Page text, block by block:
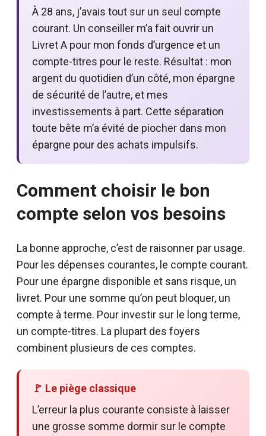
À 28 ans, j’avais tout sur un seul compte
courant. Un conseiller m’a fait ouvrir un
Livret A pour mon fonds d’urgence et un
compte-titres pour le reste. Résultat : mon
argent du quotidien d’un côté, mon épargne
de sécurité de l’autre, et mes
investissements à part. Cette séparation
toute bête m’a évité de piocher dans mon
épargne pour des achats impulsifs.
Comment choisir le bon
compte selon vos besoins
La bonne approche, c’est de raisonner par usage.
Pour les dépenses courantes, le compte courant.
Pour une épargne disponible et sans risque, un
livret. Pour une somme qu’on peut bloquer, un
compte à terme. Pour investir sur le long terme,
un compte-titres. La plupart des foyers
combinent plusieurs de ces comptes.
🚩 Le piège classique
L’erreur la plus courante consiste à laisser
une grosse somme dormir sur le compte